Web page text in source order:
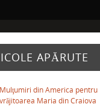
APĂRUTE
Mulţumiri din America pentru
vrăjitoarea Maria din Craiova